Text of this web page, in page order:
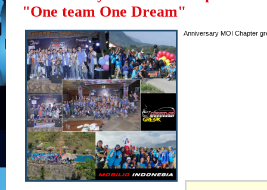
"One team One Dream"
Anniversary MOI Chapter